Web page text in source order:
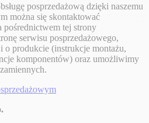
posprzedażową dzięki naszemu
można się skontaktować
pośrednictwem tej strony
serwisu posprzedażowego,
o produkcie (instrukcje montażu,
komponentów) oraz umożliwimy